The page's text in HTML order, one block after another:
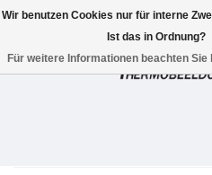
Toggle
Wir benutzen Cookies nur für interne
Ist das in Ordnung?
Für weitere Informationen beachten